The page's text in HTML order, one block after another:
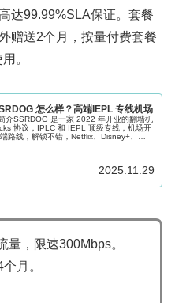
达99.99%SLA保证。套餐
赠送2个月，按量付费套餐
。
怎么样？高端IEPL 专线机场
介SSRDOG 是一家 2022 年开业的翻墙机
协议，IPLC 和 IEPL 顶级专线，机场开
路线，解锁不错，Netflix、Disney+、
2025.11.29
量，限速300Mbps。
月。